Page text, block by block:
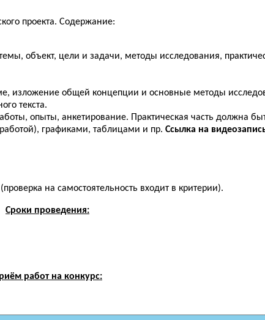
проекта. Содержание:
объект, цели и задачи, методы исследования,
изложение общей концепции и основные методы
текста.
опыты, анкетирование. Практическая часть должна
графиками, таблицами и пр. Ссылка на
на самостоятельность входит в критерии).
Сроки проведения:
работ на конкурс: